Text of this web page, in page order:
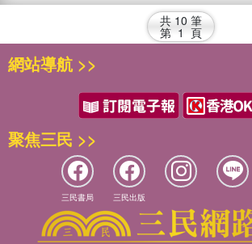
共 10 筆
第 1 頁
網站導航 >>
聚焦三民 >>
三民書局 三民出版